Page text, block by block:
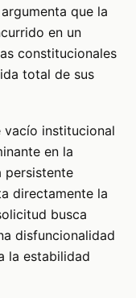
que la
en un
constitucionales
total de sus
vacío institucional
en la
persistente
directamente la
busca
disfuncionalidad
la estabilidad